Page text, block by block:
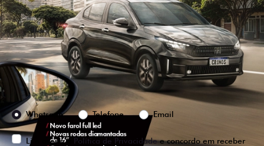
Versão escolhida
Preferência de contato:
Whatsapp
Telefone Email
Li e aceito a Política de Privacidadee concordo em receber